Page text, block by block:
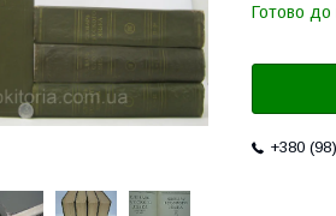
Готово до
+380